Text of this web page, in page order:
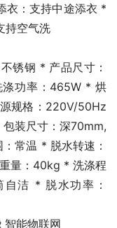
衣：支持中途添衣 *
持空气洗
锈钢 * 产品尺寸：
功率：465W * 烘
规格：220V/50Hz
装尺寸：深70mm,
常温 * 脱水转速：
量：40kg * 洗涤程
洁 * 脱水功率：
智能物联网